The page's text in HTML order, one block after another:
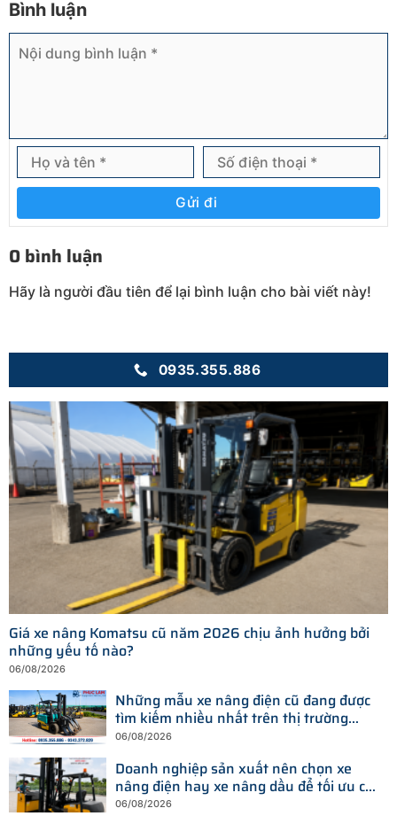
Bình luận
Gửi đi
0 bình luận
Hãy là người đầu tiên để lại bình luận cho bài viết này!
0935.355.886
Giá xe nâng Komatsu cũ năm 2026 chịu ảnh hưởng bởi
những yếu tố nào?
06/08/2026
Những mẫu xe nâng điện cũ đang được
tìm kiếm nhiều nhất trên thị trường
hiện nay
06/08/2026
Doanh nghiệp sản xuất nên chọn xe
nâng điện hay xe nâng dầu để tối ưu chi
phí?
06/08/2026